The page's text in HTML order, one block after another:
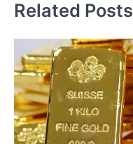
Related Posts